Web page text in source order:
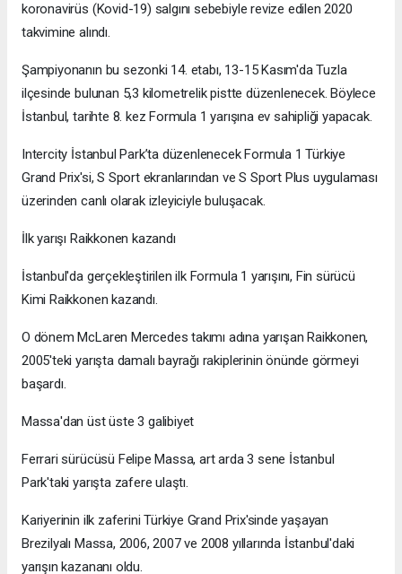
koronavirüs (Kovid-19) salgını sebebiyle revize edilen 2020
takvimine alındı.
Şampiyonanın bu sezonki 14. etabı, 13-15 Kasım'da Tuzla
ilçesinde bulunan 5,3 kilometrelik pistte düzenlenecek. Böylece
İstanbul, tarihte 8. kez Formula 1 yarışına ev sahipliği yapacak.
Intercity İstanbul Park’ta düzenlenecek Formula 1 Türkiye
Grand Prix'si, S Sport ekranlarından ve S Sport Plus uygulaması
üzerinden canlı olarak izleyiciyle buluşacak.
İlk yarışı Raikkonen kazandı
İstanbul'da gerçekleştirilen ilk Formula 1 yarışını, Fin sürücü
Kimi Raikkonen kazandı.
O dönem McLaren Mercedes takımı adına yarışan Raikkonen,
2005'teki yarışta damalı bayrağı rakiplerinin önünde görmeyi
başardı.
Massa'dan üst üste 3 galibiyet
Ferrari sürücüsü Felipe Massa, art arda 3 sene İstanbul
Park'taki yarışta zafere ulaştı.
Kariyerinin ilk zaferini Türkiye Grand Prix'sinde yaşayan
Brezilyalı Massa, 2006, 2007 ve 2008 yıllarında İstanbul'daki
yarışın kazananı oldu.